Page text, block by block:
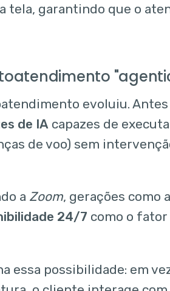
tela, garantindo que o
evoluiu. Antes
de IA capazes de
de voo) sem
a Zoom, gerações como
24/7 como o
essa possibilidade: em